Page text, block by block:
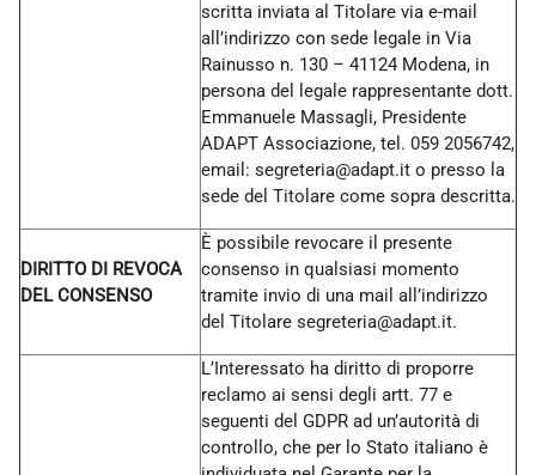
scritta inviata al Titolare via e-mail
all’indirizzo con sede legale in Via
Rainusso n. 130 – 41124 Modena, in
persona del legale rappresentante dott.
Emmanuele Massagli, Presidente
ADAPT Associazione, tel. 059 2056742,
email: segreteria@adapt.it o presso la
sede del Titolare come sopra descritta.
DIRITTO DI REVOCA
DEL CONSENSO
È possibile revocare il presente
consenso in qualsiasi momento
tramite invio di una mail all’indirizzo
del Titolare segreteria@adapt.it.
L’Interessato ha diritto di proporre
reclamo ai sensi degli artt. 77 e
seguenti del GDPR ad un’autorità di
controllo, che per lo Stato italiano è